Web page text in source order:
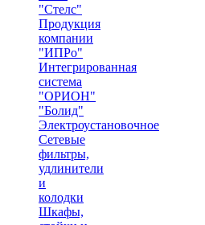
"Стелс"
Продукция
компании
"ИПРо"
Интегрированная
система
"ОРИОН"
"Болид"
Электроустановочное
Сетевые
фильтры,
удлинители
и
колодки
Шкафы,